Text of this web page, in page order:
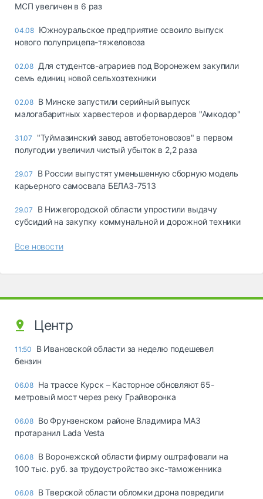
МСП увеличен в 6 раз
04.08 Южноуральское предприятие освоило выпуск
нового полуприцепа-тяжеловоза
02.08 Для студентов-аграриев под Воронежем закупили
семь единиц новой сельхозтехники
02.08 В Минске запустили серийный выпуск
малогабаритных харвестеров и форвардеров "Амкодор"
31.07
"Туймазинский завод автобетоновозов" в первом
полугодии увеличил чистый убыток в 2,2 раза
29.07
В России выпустят уменьшенную сборную модель
карьерного самосвала БЕЛАЗ-7513
29.07
В Нижегородской области упростили выдачу
субсидий на закупку коммунальной и дорожной техники
Все новости
Центр
11:50
В Ивановской области за неделю подешевел
бензин
06.08 На трассе Курск – Касторное обновляют 65-
метровый мост через реку Грайворонка
06.08 Во Фрунзенском районе Владимира МАЗ
протаранил Lada Vesta
06.08 В Воронежской области фирму оштрафовали на
100 тыс. руб. за трудоустройство экс-таможенника
06.08 В Тверской области обломки дрона повредили